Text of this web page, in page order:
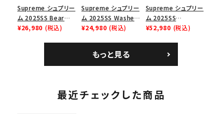
Supreme シュプリー
ム 2025SS Bear
Tee ベア Tシャツ ブ
¥26,980 (税込)
Supreme シュプリー
ム 2025SS Washed
Chino Twill Camp
ブラック 黒
¥24,980 (税込)
Supreme シュプリー
ム 2025SS
Bandana Football
¥52,980 (税込)
もっと見る
最近チェックした商品